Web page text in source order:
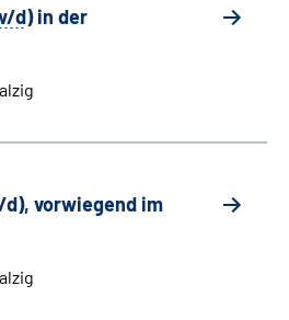
d) in der
vorwiegend im